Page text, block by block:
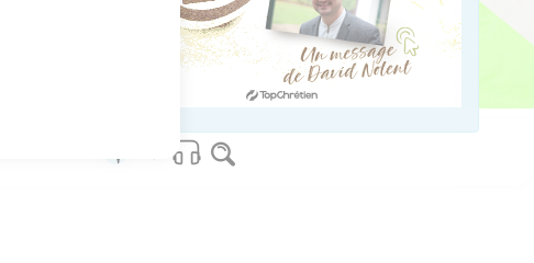
des fils de David ; tout
fils, régna à sa place.